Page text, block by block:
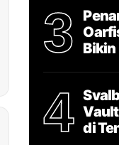
3
Bikin
4
di